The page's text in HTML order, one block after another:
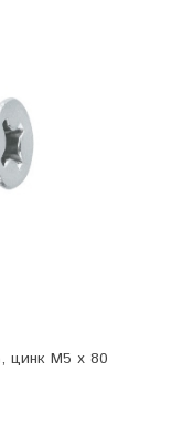
цинк М5 х 80